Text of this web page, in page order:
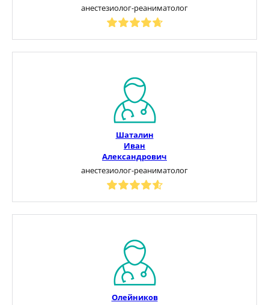
анестезиолог-реаниматолог
Шаталин
Иван
Александрович
анестезиолог-реаниматолог
Олейников